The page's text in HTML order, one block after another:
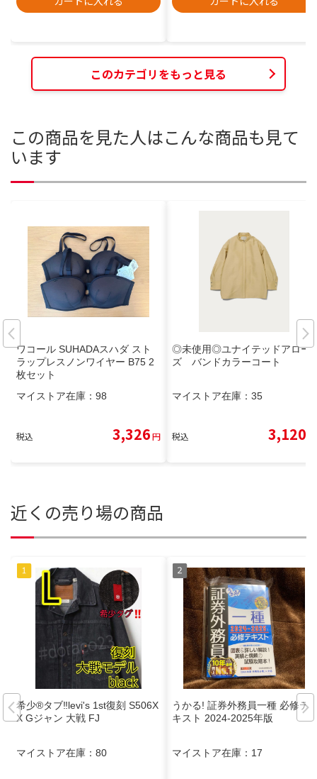
このカテゴリをもっと見る
この商品を見た人はこんな商品も見て
います
ワコール SUHADAスハダ スト
ラップレスノンワイヤー B75 2
枚セット
マイストア在庫： 98
税込 3,326円
◎未使用◎ユナイテッドアロー
ズ バンドカラーコート
マイストア在庫： 35
税込 3,120
近くの売り場の商品
希少®️タブ‼️levi's 1st復刻 S506X
X Gジャン 大戦 FJ
マイストア在庫： 80
うかる! 証券外務員一種 必修テ
キスト 2024-2025年版
マイストア在庫： 17